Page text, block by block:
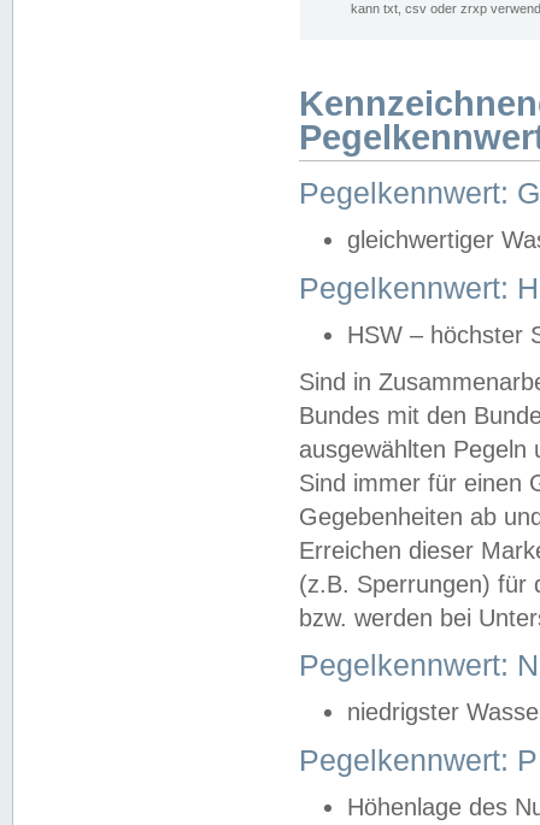
kann txt, csv oder zrxp
Pegelkennwert:
gleichwertiger
Pegelkennwert:
HSW – höchster
Sind in
Bundes mit den
ausgewählten
Sind immer für einen
Gegebenheiten ab
Erreichen dieser
(z.B. Sperrungen) für
bzw. werden bei
Pegelkennwert:
niedrigster
Pegelkennwert:
Höhenlage des